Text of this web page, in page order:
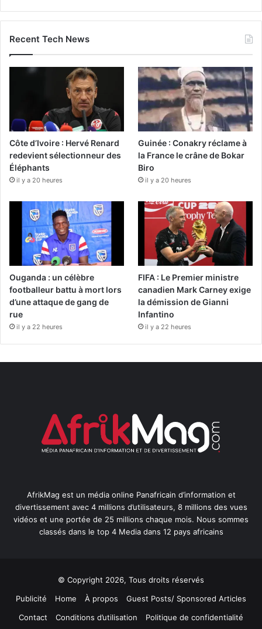
Recent Tech News
Côte d’Ivoire : Hervé Renard
redevient sélectionneur des
Éléphants
il y a 20 heures
Guinée : Conakry réclame à
la France le crâne de Bokar
Biro
il y a 20 heures
Ouganda : un célèbre
footballeur battu à mort lors
d’une attaque de gang de
rue
il y a 22 heures
FIFA : Le Premier ministre
canadien Mark Carney exige
la démission de Gianni
Infantino
il y a 22 heures
AfrikMag est un média online Panafricain d’information et
divertissement avec 4 millions d’utilisateurs, 8 millions des vues
vidéos et une portée de 25 millions chaque mois. Nous sommes
classés dans le top 4 Media dans 12 pays africains
© Copyright 2026, Tous droits réservés
Publicité
Home À propos
Guest Posts/ Sponsored Articles
Contact
Conditions d’utilisation Politique de confidentialité